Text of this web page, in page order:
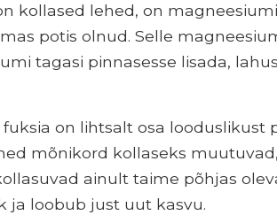
kollased lehed, on
potis olnud. Selle
tagasi pinnasesse lisada,
on lihtsalt osa looduslikust
mõnikord kollaseks
ainult taime põhjas
ja loobub just uut kasvu.